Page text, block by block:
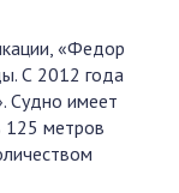
«Федор
С 2012 года
Судно имеет
125 метров